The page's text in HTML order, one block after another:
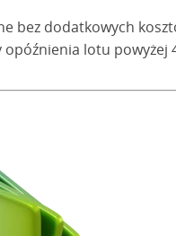
bez dodatkowych
lotu powyżej